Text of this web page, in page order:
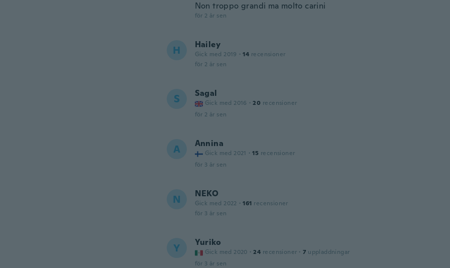
Non troppo grandi ma molto carini
för 2 år sen
H Hailey
Gick med 2019 · 14 recensioner
för 2 år sen
S Sagal
Gick med 2016 · 20 recensioner
för 2 år sen
A Annina
Gick med 2021 · 15 recensioner
för 3 år sen
N NEKO
Gick med 2022 · 161 recensioner
för 3 år sen
Y Yuriko
Gick med 2020 · 24 recensioner · 7 uppladdningar
för 3 år sen